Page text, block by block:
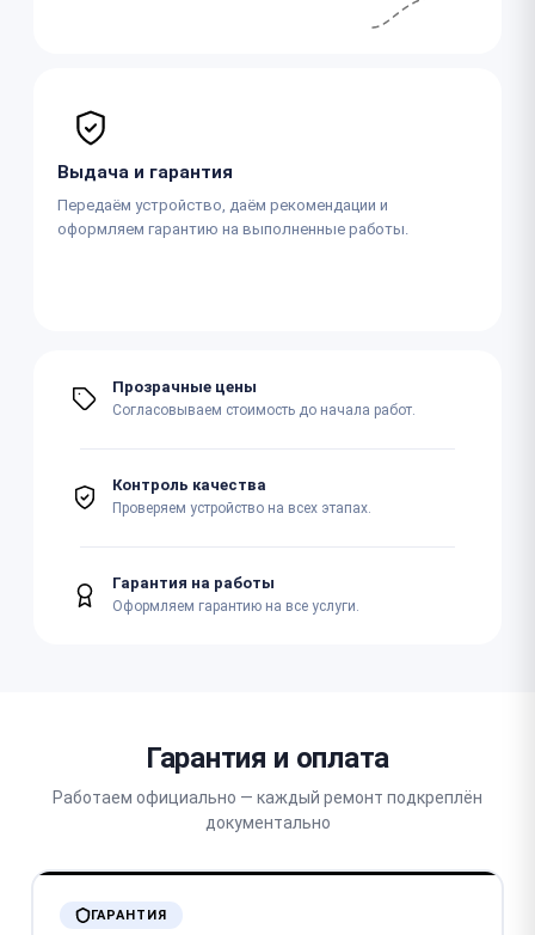
Выдача и гарантия
Передаём устройство, даём рекомендации и
оформляем гарантию на выполненные работы.
Прозрачные цены
Согласовываем стоимость до начала работ.
Контроль качества
Проверяем устройство на всех этапах.
Гарантия на работы
Оформляем гарантию на все услуги.
Гарантия и оплата
Работаем официально — каждый ремонт подкреплён
документально
ГАРАНТИЯ